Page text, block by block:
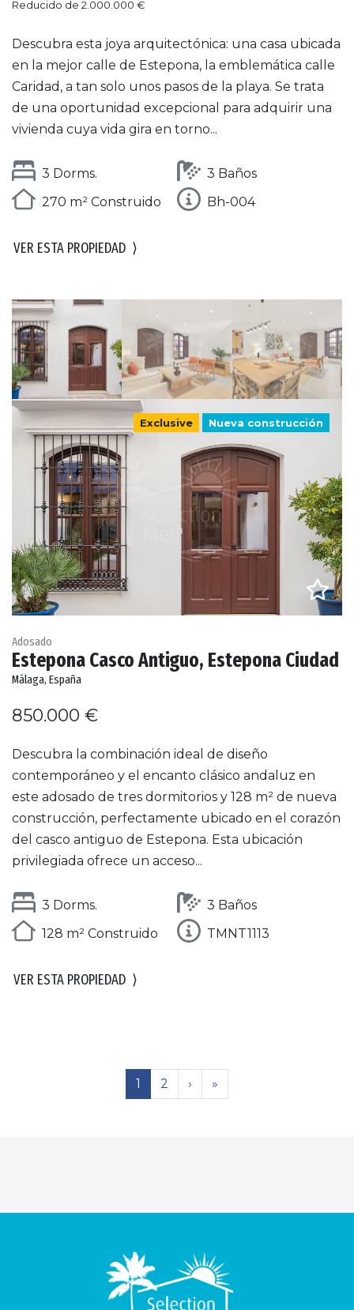
Reducido de 2.000.000 €
Descubra esta joya arquitectónica: una casa ubicada
en la mejor calle de Estepona, la emblemática calle
Caridad, a tan solo unos pasos de la playa. Se trata
de una oportunidad excepcional para adquirir una
vivienda cuya vida gira en torno...
3 Dorms.
3 Baños
270 m² Construido
Bh-004
VER ESTA PROPIEDAD ⟩
Exclusive Nueva construcción
Adosado
Estepona Casco Antiguo, Estepona Ciudad
Málaga, España
850.000 €
Descubra la combinación ideal de diseño
contemporáneo y el encanto clásico andaluz en
este adosado de tres dormitorios y 128 m² de nueva
construcción, perfectamente ubicado en el corazón
del casco antiguo de Estepona. Esta ubicación
privilegiada ofrece un acceso...
3 Dorms.
3 Baños
128 m² Construido
TMNT1113
VER ESTA PROPIEDAD ⟩
1 2 › »